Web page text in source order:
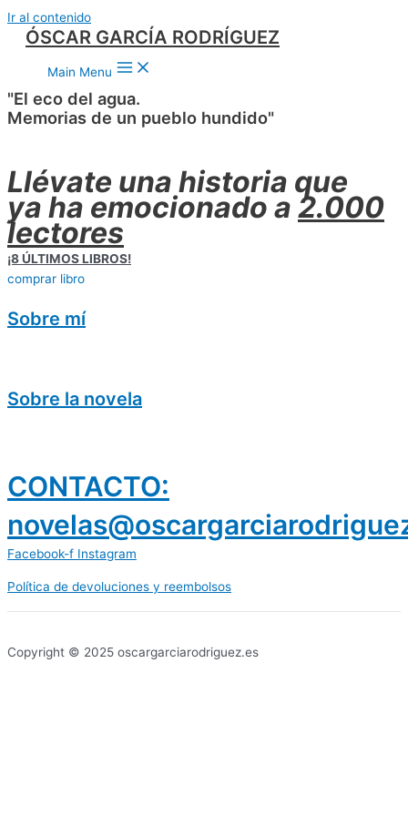
Ir al contenido
ÓSCAR GARCÍA RODRÍGUEZ
Main Menu
"El eco del agua.
Memorias de un pueblo hundido"
Llévate una historia que
ya ha emocionado a 2.000
lectores
¡8 ÚLTIMOS LIBROS!
comprar libro
Sobre mí
Sobre la novela
CONTACTO:
Facebook-f Instagram
Política de devoluciones y reembolsos
Copyright © 2025 oscargarciarodriguez.es